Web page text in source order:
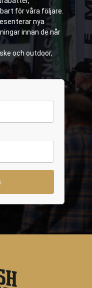
för våra följare.
nya
innan de når
och outdoor,